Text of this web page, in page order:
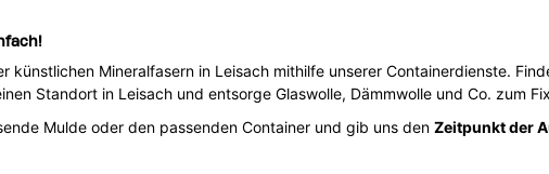
Mineralfasern in Leisach mithilfe unserer Containerdienste.
Standort in Leisach und entsorge Glaswolle, Dämmwolle und Co. zum
Mulde oder den passenden Container und gib uns den Zeitpunkt der